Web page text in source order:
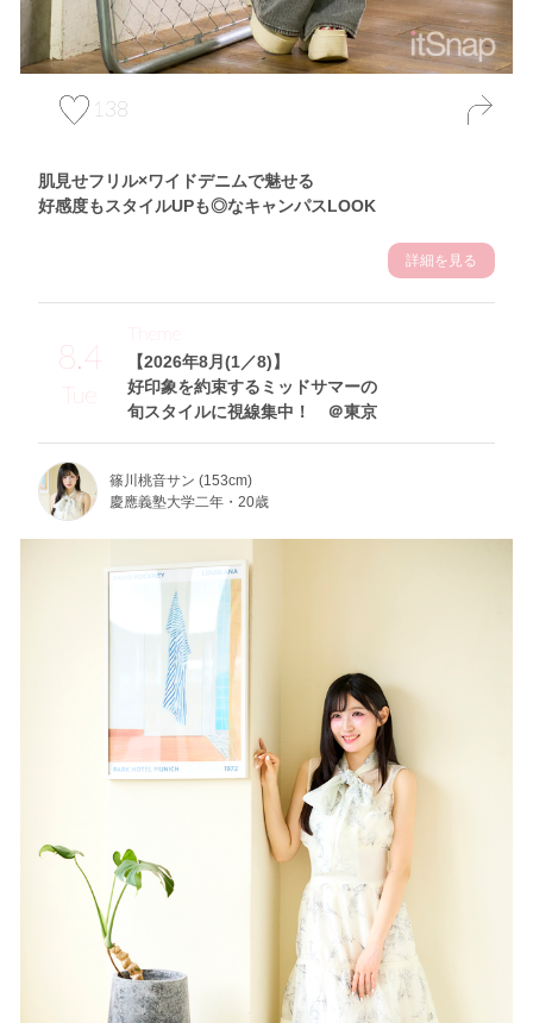
138
肌見せフリル×ワイドデニムで魅せる
好感度もスタイルUPも◎なキャンパスLOOK
詳細を見る
8.4
Tue
【2026年8月(1／8)】
好印象を約束するミッドサマーの
旬スタイルに視線集中！ ＠東京
Theme
篠川桃音サン (153cm)
慶應義塾大学二年・20歳